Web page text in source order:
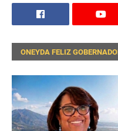
ONEYDA FELIZ